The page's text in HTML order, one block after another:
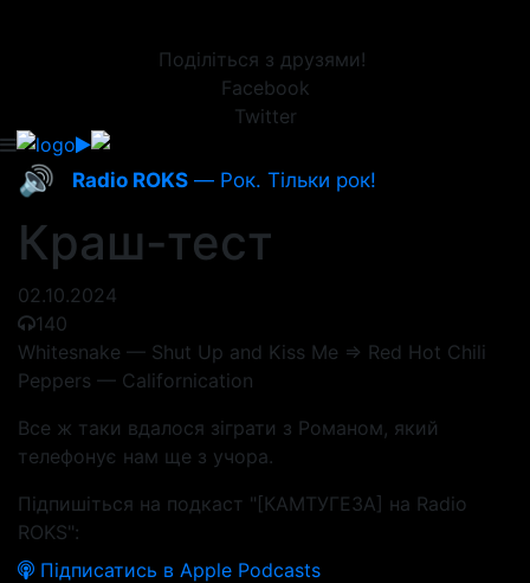
Поділіться з друзями!
Facebook
Twitter
🔊 Radio ROKS — Рок. Тільки рок!
Краш-тест
02.10.2024
140
Whitesnake — Shut Up and Kiss Me => Red Hot Chili
Peppers — Californication
Все ж таки вдалося зіграти з Романом, який
телефонує нам ще з учора.
Підпишіться на подкаст "[КАМТУГЕЗА] на Radio
ROKS":
Підписатись в Apple Podcasts